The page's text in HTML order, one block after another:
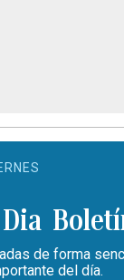
de forma
del día.